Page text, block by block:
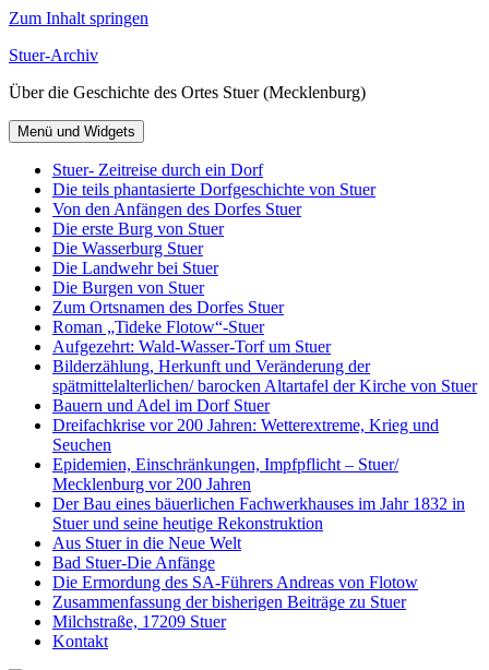
Zum Inhalt springen
Stuer-Archiv
Über die Geschichte des Ortes Stuer (Mecklenburg)
Menü und Widgets
Stuer- Zeitreise durch ein Dorf
Die teils phantasierte Dorfgeschichte von Stuer
Von den Anfängen des Dorfes Stuer
Die erste Burg von Stuer
Die Wasserburg Stuer
Die Landwehr bei Stuer
Die Burgen von Stuer
Zum Ortsnamen des Dorfes Stuer
Roman „Tideke Flotow“-Stuer
Aufgezehrt: Wald-Wasser-Torf um Stuer
Bilderzählung, Herkunft und Veränderung der
spätmittelalterlichen/ barocken Altartafel der Kirche von Stuer
Bauern und Adel im Dorf Stuer
Dreifachkrise vor 200 Jahren: Wetterextreme, Krieg und
Seuchen
Epidemien, Einschränkungen, Impfpflicht – Stuer/
Mecklenburg vor 200 Jahren
Der Bau eines bäuerlichen Fachwerkhauses im Jahr 1832 in
Stuer und seine heutige Rekonstruktion
Aus Stuer in die Neue Welt
Bad Stuer-Die Anfänge
Die Ermordung des SA-Führers Andreas von Flotow
Zusammenfassung der bisherigen Beiträge zu Stuer
Milchstraße, 17209 Stuer
Kontakt